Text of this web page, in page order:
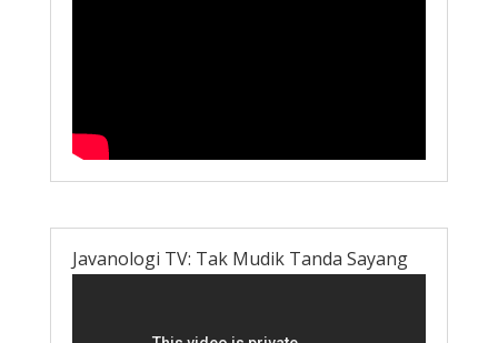
Javanologi TV: Tak Mudik Tanda Sayang